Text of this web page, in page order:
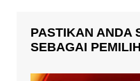
PASTIKAN ANDA
SEBAGAI